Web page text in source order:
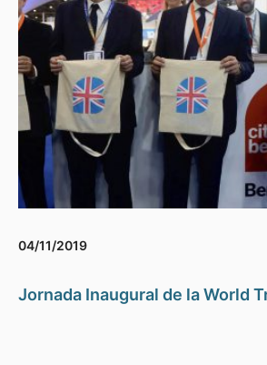
04/11/2019
Jornada Inaugural de la World